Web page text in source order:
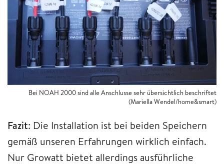
Bei NOAH 2000 sind alle Anschlusse sehr übersichtlich beschriftet
(Mariella Wendel/home&smart)
Fazit: Die Installation ist bei beiden Speichern
gemäß unseren Erfahrungen wirklich einfach.
Nur Growatt bietet allerdings ausführliche